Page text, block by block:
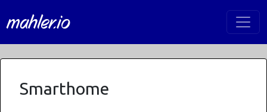
mahler.io
Smarthome